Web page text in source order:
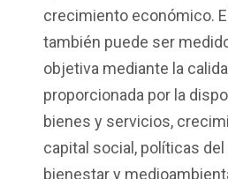
crecimiento económico.
también puede ser
objetiva mediante la
proporcionada por la
bienes y servicios,
capital social, políticas
bienestar y